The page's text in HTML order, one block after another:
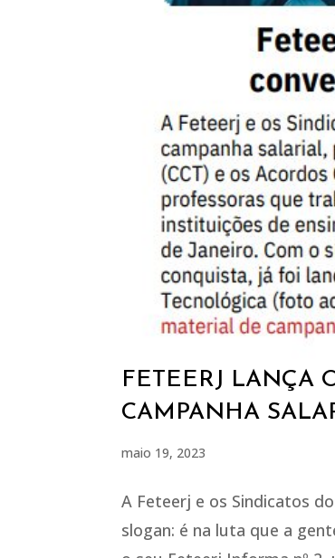
FETEERJ LANÇA
CAMPANHA
maio 19, 2023
A Feteerj e os Sindicatos
slogan: é na luta que a